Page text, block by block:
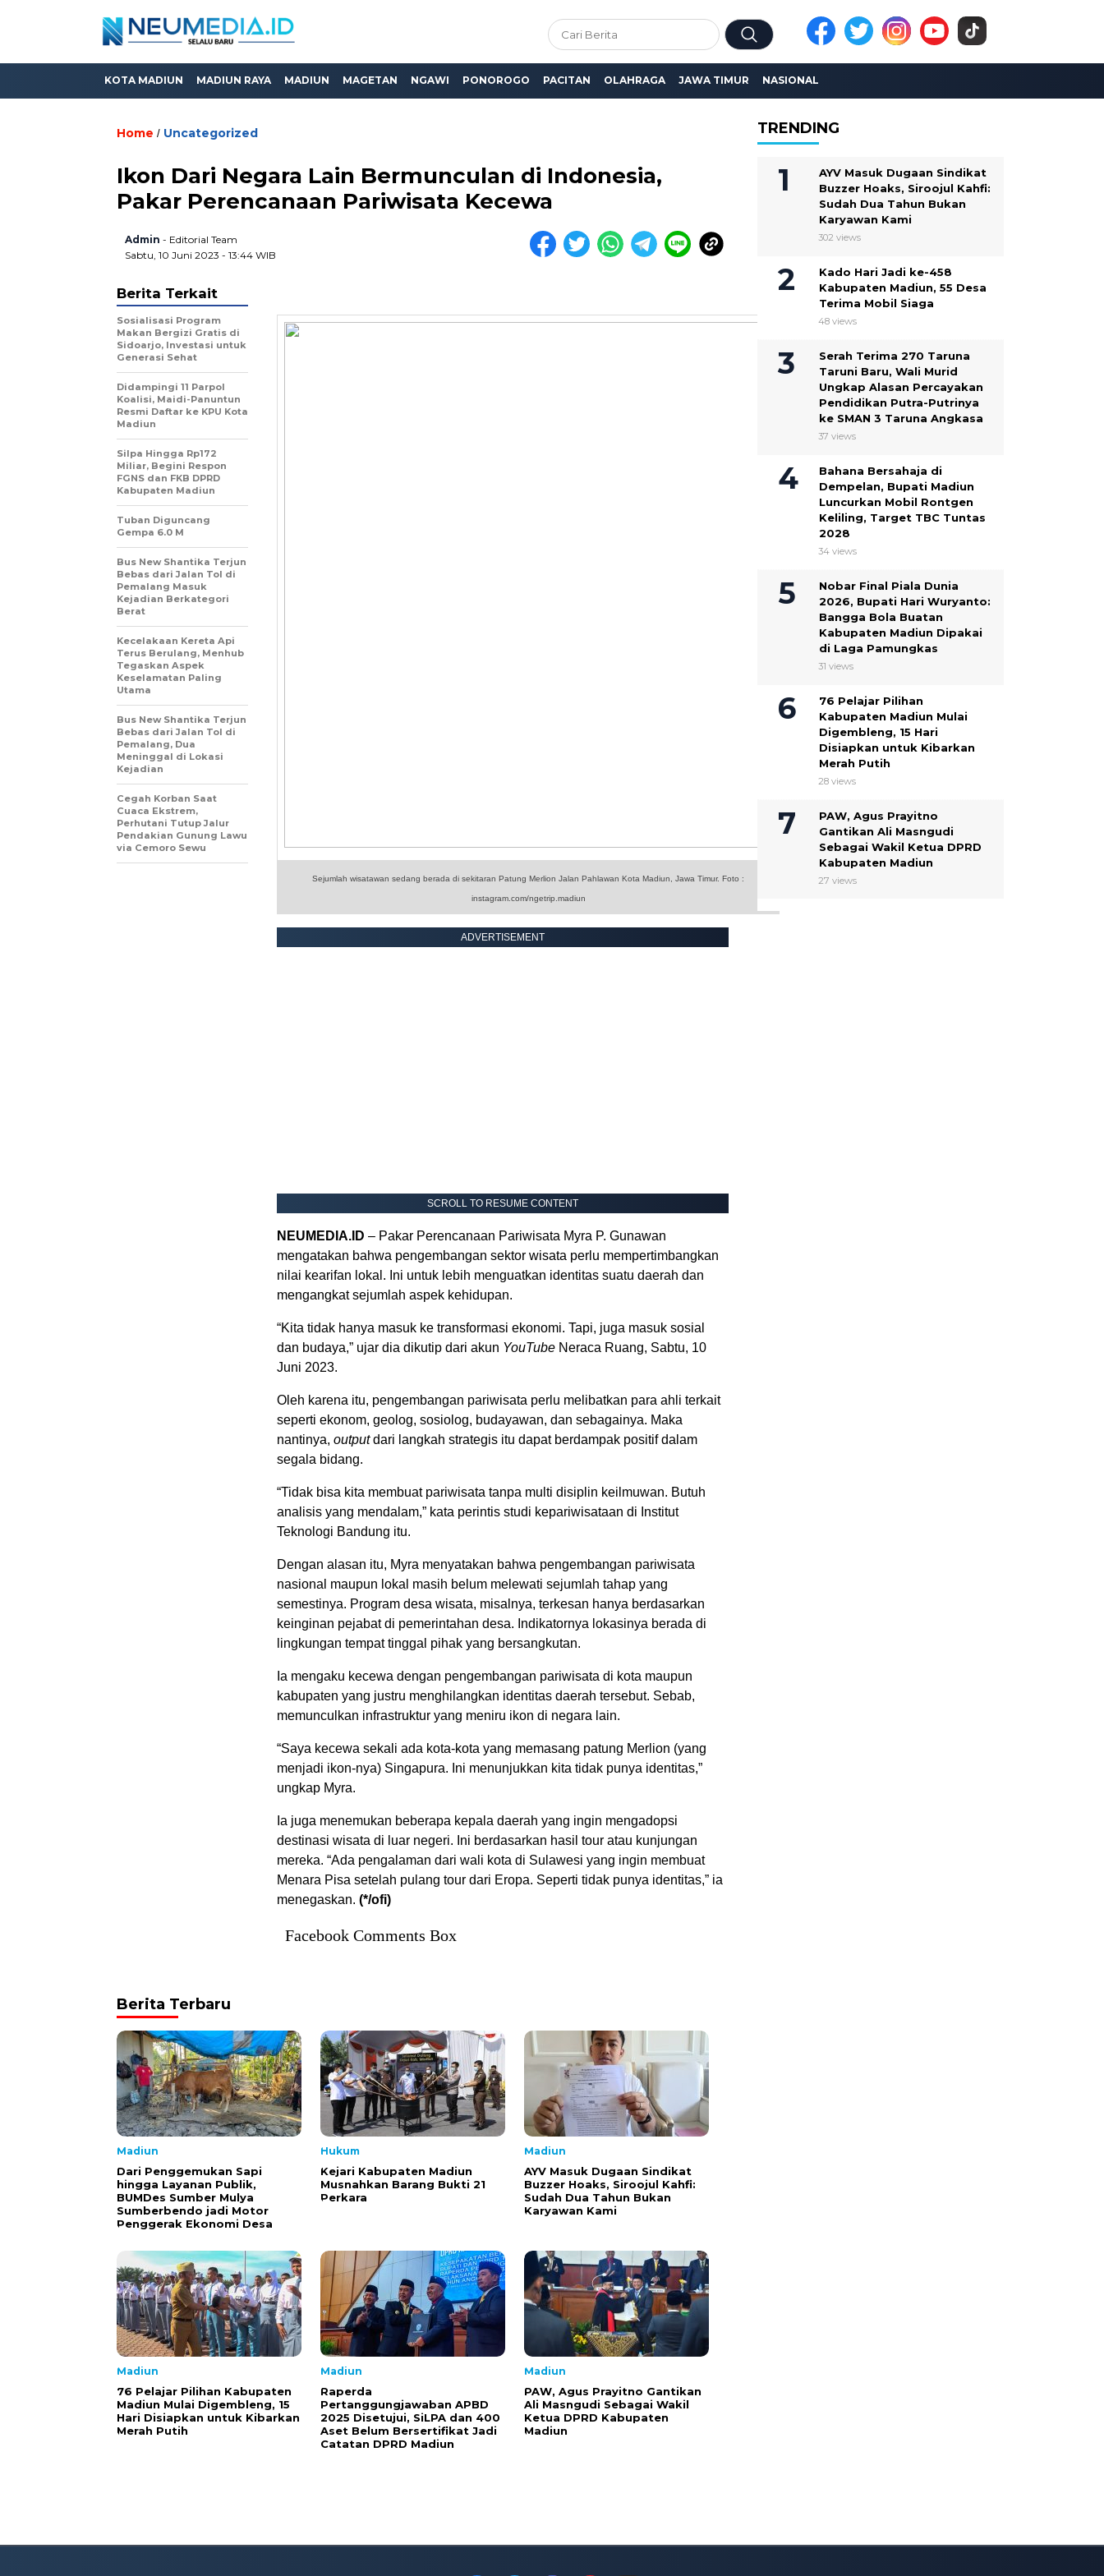
KOTA MADIUN MADIUN RAYA MADIUN MAGETAN NGAWI PONOROGO PACITAN OLAHRAGA JAWA TIMUR NASIONAL
Home / Uncategorized
Ikon Dari Negara Lain Bermunculan di Indonesia,
Pakar Perencanaan Pariwisata Kecewa
Admin - Editorial Team
Sabtu, 10 Juni 2023 - 13:44 WIB
Sejumlah wisatawan sedang berada di sekitaran Patung Merlion Jalan Pahlawan Kota Madiun, Jawa Timur. Foto :
instagram.com/ngetrip.madiun
ADVERTISEMENT
SCROLL TO RESUME CONTENT
NEUMEDIA.ID – Pakar Perencanaan Pariwisata Myra P. Gunawan
mengatakan bahwa pengembangan sektor wisata perlu mempertimbangkan
nilai kearifan lokal. Ini untuk lebih menguatkan identitas suatu daerah dan
mengangkat sejumlah aspek kehidupan.
“Kita tidak hanya masuk ke transformasi ekonomi. Tapi, juga masuk sosial
dan budaya,” ujar dia dikutip dari akun YouTube Neraca Ruang, Sabtu, 10
Juni 2023.
Oleh karena itu, pengembangan pariwisata perlu melibatkan para ahli terkait
seperti ekonom, geolog, sosiolog, budayawan, dan sebagainya. Maka
nantinya, outputdari langkah strategis itu dapat berdampak positif dalam
segala bidang.
“Tidak bisa kita membuat pariwisata tanpa multi disiplin keilmuwan. Butuh
analisis yang mendalam,” kata perintis studi kepariwisataan di Institut
Teknologi Bandung itu.
Dengan alasan itu, Myra menyatakan bahwa pengembangan pariwisata
nasional maupun lokal masih belum melewati sejumlah tahap yang
semestinya. Program desa wisata, misalnya, terkesan hanya berdasarkan
keinginan pejabat di pemerintahan desa. Indikatornya lokasinya berada di
lingkungan tempat tinggal pihak yang bersangkutan.
Ia mengaku kecewa dengan pengembangan pariwisata di kota maupun
kabupaten yang justru menghilangkan identitas daerah tersebut. Sebab,
memunculkan infrastruktur yang meniru ikon di negara lain.
“Saya kecewa sekali ada kota-kota yang memasang patung Merlion (yang
menjadi ikon-nya) Singapura. Ini menunjukkan kita tidak punya identitas,”
ungkap Myra.
Ia juga menemukan beberapa kepala daerah yang ingin mengadopsi
destinasi wisata di luar negeri. Ini berdasarkan hasil tour atau kunjungan
mereka. “Ada pengalaman dari wali kota di Sulawesi yang ingin membuat
Menara Pisa setelah pulang tour dari Eropa. Seperti tidak punya identitas,” ia
menegaskan. (*/ofi)
Facebook Comments Box
Berita Terkait
Sosialisasi Program
Makan Bergizi Gratis di
Sidoarjo, Investasi untuk
Generasi Sehat
Didampingi 11 Parpol
Koalisi, Maidi-Panuntun
Resmi Daftar ke KPU Kota
Madiun
Silpa Hingga Rp172
Miliar, Begini Respon
FGNS dan FKB DPRD
Kabupaten Madiun
Tuban Diguncang
Gempa 6.0 M
Bus New Shantika Terjun
Bebas dari Jalan Tol di
Pemalang Masuk
Kejadian Berkategori
Berat
Kecelakaan Kereta Api
Terus Berulang, Menhub
Tegaskan Aspek
Keselamatan Paling
Utama
Bus New Shantika Terjun
Bebas dari Jalan Tol di
Pemalang, Dua
Meninggal di Lokasi
Kejadian
Cegah Korban Saat
Cuaca Ekstrem,
Perhutani Tutup Jalur
Pendakian Gunung Lawu
via Cemoro Sewu
Berita Terbaru
Madiun
Dari Penggemukan Sapi
hingga Layanan Publik,
BUMDes Sumber Mulya
Sumberbendo jadi Motor
Penggerak Ekonomi Desa
Hukum
Kejari Kabupaten Madiun
Musnahkan Barang Bukti 21
Perkara
Madiun
AYV Masuk Dugaan Sindikat
Buzzer Hoaks, Siroojul Kahfi:
Sudah Dua Tahun Bukan
Karyawan Kami
Madiun
76 Pelajar Pilihan Kabupaten
Madiun Mulai Digembleng, 15
Hari Disiapkan untuk Kibarkan
Merah Putih
Madiun
Raperda
Pertanggungjawaban APBD
2025 Disetujui, SiLPA dan 400
Aset Belum Bersertifikat Jadi
Catatan DPRD Madiun
Madiun
PAW, Agus Prayitno Gantikan
Ali Masngudi Sebagai Wakil
Ketua DPRD Kabupaten
Madiun
TRENDING
AYV Masuk Dugaan Sindikat
Buzzer Hoaks, Siroojul Kahfi:
Sudah Dua Tahun Bukan
Karyawan Kami
302 views
Kado Hari Jadi ke-458
Kabupaten Madiun, 55 Desa
Terima Mobil Siaga
48 views
Serah Terima 270 Taruna
Taruni Baru, Wali Murid
Ungkap Alasan Percayakan
Pendidikan Putra-Putrinya
ke SMAN 3 Taruna Angkasa
37 views
Bahana Bersahaja di
Dempelan, Bupati Madiun
Luncurkan Mobil Rontgen
Keliling, Target TBC Tuntas
2028
34 views
Nobar Final Piala Dunia
2026, Bupati Hari Wuryanto:
Bangga Bola Buatan
Kabupaten Madiun Dipakai
di Laga Pamungkas
31 views
76 Pelajar Pilihan
Kabupaten Madiun Mulai
Digembleng, 15 Hari
Disiapkan untuk Kibarkan
Merah Putih
28 views
PAW, Agus Prayitno
Gantikan Ali Masngudi
Sebagai Wakil Ketua DPRD
Kabupaten Madiun
27 views